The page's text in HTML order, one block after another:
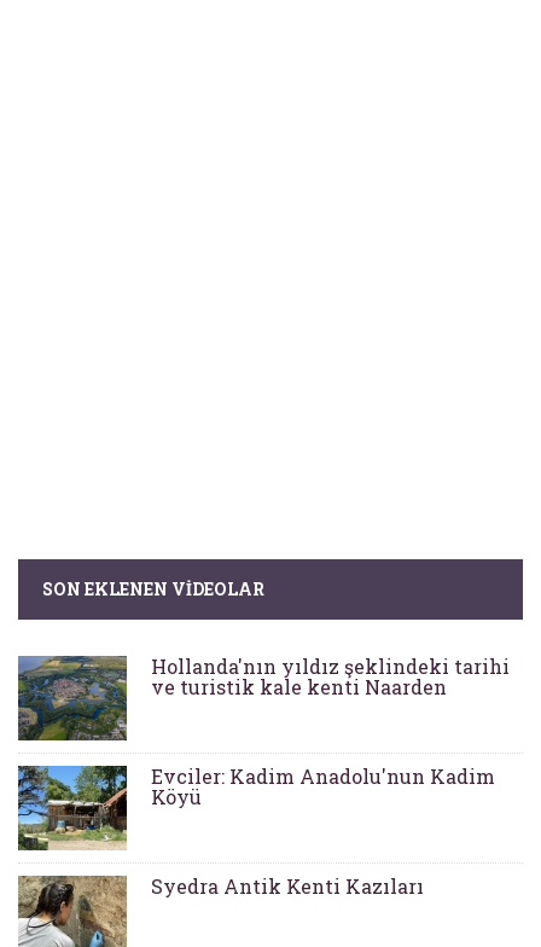
SON EKLENEN VIDEOLAR
Hollanda'nın yıldız şeklindeki tarihi
ve turistik kale kenti Naarden
Evciler: Kadim Anadolu'nun Kadim
Köyü
Syedra Antik Kenti Kazıları